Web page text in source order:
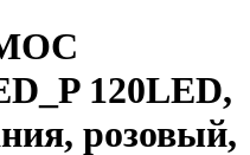
120LED,
розовый,